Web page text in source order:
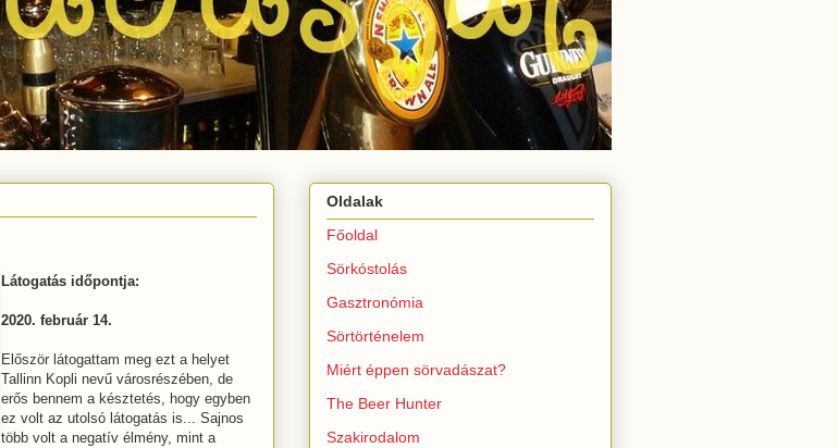
Látogatás időpontja:
2020. február 14.
Először látogattam meg ezt a helyet
Tallinn Kopli nevű városrészében, de
erős bennem a késztetés, hogy egyben
ez volt az utolsó látogatás is... Sajnos
több volt a negatív élmény, mint a
Oldalak
Főoldal
Sörkóstolás
Gasztronómia
Sörtörténelem
Miért éppen sörvadászat?
The Beer Hunter
Szakirodalom